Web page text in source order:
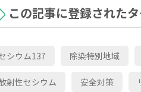
この記事に登録された
シウム137 除染特別地域
射性セシウム 安全対策